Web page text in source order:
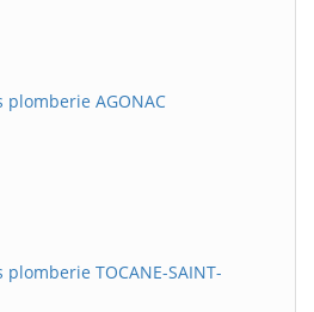
AGONAC
TOCANE-SAINT-